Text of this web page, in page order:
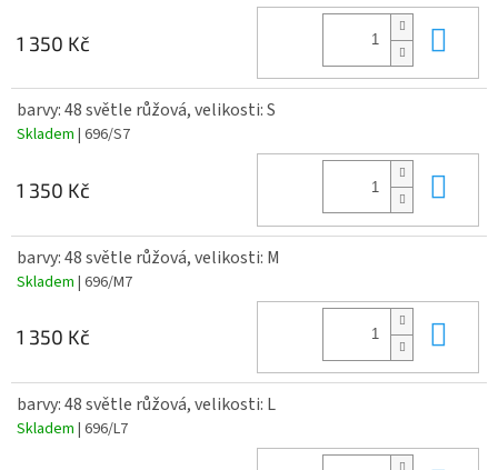
1 350 Kč
barvy: 48 světle růžová, velikosti: S
Skladem | 696/S7
1 350 Kč
barvy: 48 světle růžová, velikosti: M
Skladem | 696/M7
1 350 Kč
barvy: 48 světle růžová, velikosti: L
Skladem | 696/L7